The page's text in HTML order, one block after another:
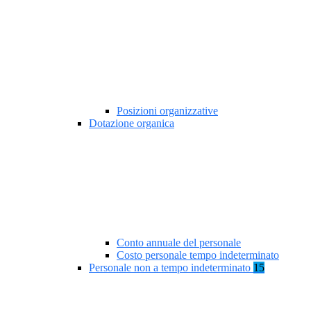
Posizioni organizzative
Dotazione organica
Conto annuale del personale
Costo personale tempo indeterminato
Personale non a tempo indeterminato 15